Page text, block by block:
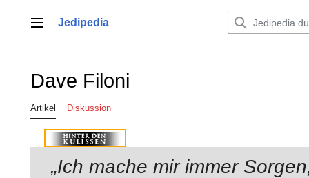
springenHauptmenü
Jedipedia
Dave Filoni
Artikel Diskussion
„Ich mache mir immer